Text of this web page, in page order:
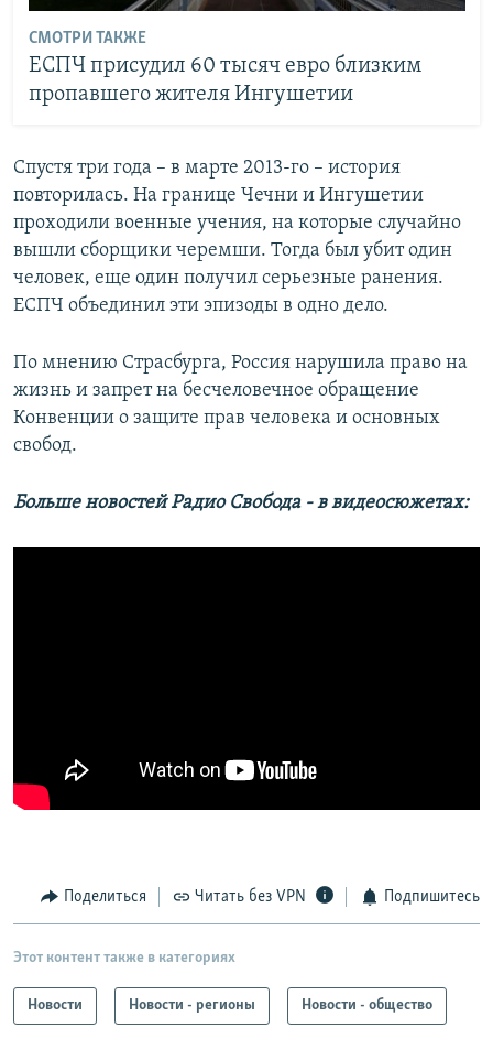
СМОТРИ ТАКЖЕ
ЕСПЧ присудил 60 тысяч евро близким
пропавшего жителя Ингушетии
Спустя три года – в марте 2013-го – история
повторилась. На границе Чечни и Ингушетии
проходили военные учения, на которые случайно
вышли сборщики черемши. Тогда был убит один
человек, еще один получил серьезные ранения.
ЕСПЧ объединил эти эпизоды в одно дело.
По мнению Страсбурга, Россия нарушила право на
жизнь и запрет на бесчеловечное обращение
Конвенции о защите прав человека и основных
свобод.
Больше новостей Радио Свобода - в видеосюжетах:
Поделиться Читать без VPN Подпишитесь
Этот контент также в категориях
Новости Новости - регионы Новости - общество